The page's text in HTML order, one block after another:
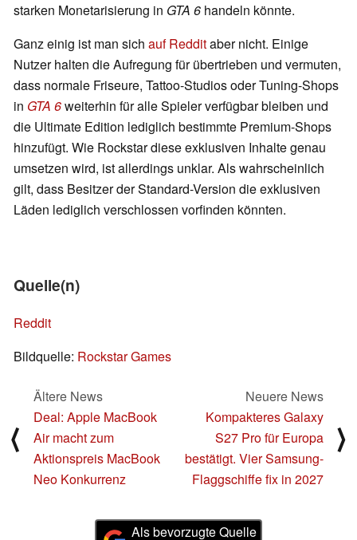
starken Monetarisierung in GTA 6 handeln könnte.
Ganz einig ist man sich auf Redditaber nicht. Einige
Nutzer halten die Aufregung für übertrieben und vermuten,
dass normale Friseure, Tattoo-Studios oder Tuning-Shops
in GTA 6weiterhin für alle Spieler verfügbar bleiben und
die Ultimate Edition lediglich bestimmte Premium-Shops
hinzufügt. Wie Rockstar diese exklusiven Inhalte genau
umsetzen wird, ist allerdings unklar. Als wahrscheinlich
gilt, dass Besitzer der Standard-Version die exklusiven
Läden lediglich verschlossen vorfinden könnten.
Quelle(n)
Reddit
Bildquelle: Rockstar Games
⟨
Ältere News
Deal: Apple MacBook
Air macht zum
Aktionspreis MacBook
Neo Konkurrenz
Neuere News
Kompakteres Galaxy
S27 Pro für Europa
bestätigt. Vier Samsung-
Flaggschiffe fix in 2027
⟩
Als bevorzugte Quelle